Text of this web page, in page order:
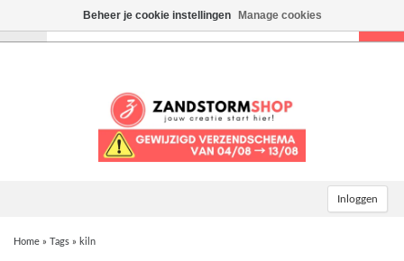
Inloggen
Home » Tags » kiln
Beheer je cookie instellingen Manage cookies